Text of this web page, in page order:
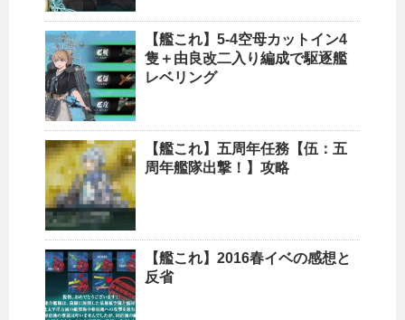
【艦これ】5-4空母カットイン4
隻＋由良改二入り編成で駆逐艦
レベリング
【艦これ】五周年任務【伍：五
周年艦隊出撃！】攻略
【艦これ】2016春イベの感想と
反省